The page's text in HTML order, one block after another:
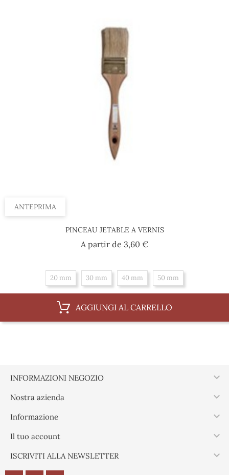
ANTEPRIMA
PINCEAU JETABLE A VERNIS
A partir de 3,60 €Prezzo
20 mm 30 mm 40 mm 50 mm
AGGIUNGI AL CARRELLO
INFORMAZIONI NEGOZIO 
Nostra azienda 
Informazione 
Il tuo account 
ISCRIVITI ALLA NEWSLETTER 